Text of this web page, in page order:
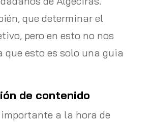
que determinar el
pero en esto no nos
que esto es solo una guia
de contenido
a la hora de